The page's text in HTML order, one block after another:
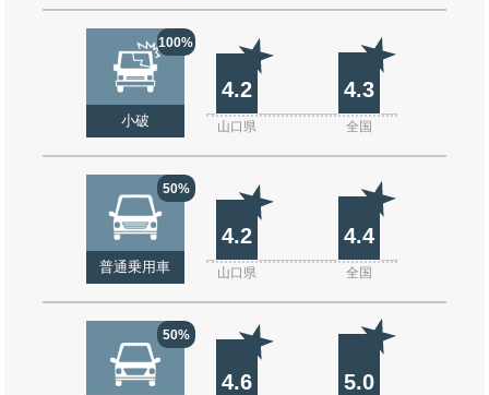
100%
小破
4.2 4.3
山口県 全国
50%
普通乗用車
4.2 4.4
山口県 全国
50%
4.6 5.0